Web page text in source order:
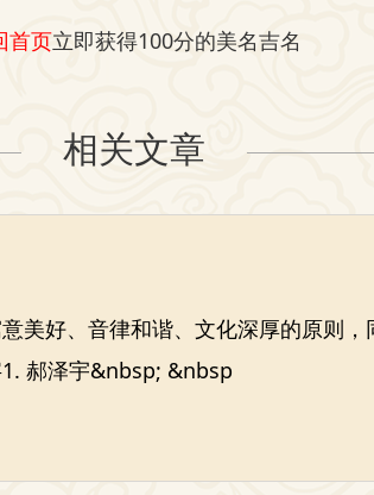
首页立即获得100分的美名吉名
相关文章
美好、音律和谐、文化深厚的原则
郝泽宇&nbsp; &nbsp